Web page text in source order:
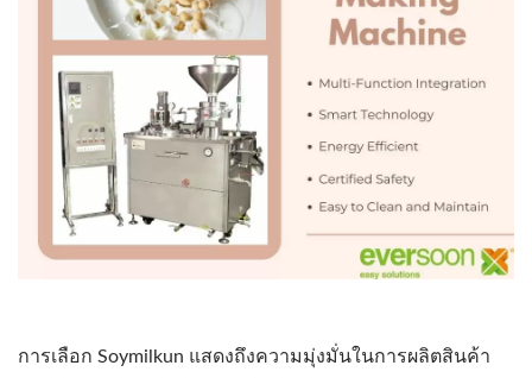
การเลือก Soymilkun แสดงถึงความมุ่งมั่นในการผลิตสินค้า